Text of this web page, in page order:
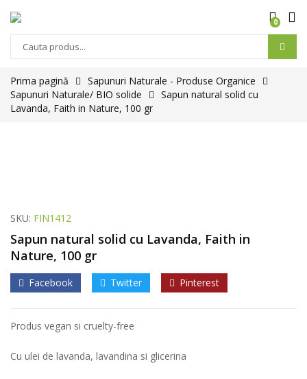
0
Prima pagină
Sapunuri Naturale - Produse Organice
Sapunuri Naturale/ BIO solide
Sapun natural solid cu
Lavanda, Faith in Nature, 100 gr
SKU: FIN1412
Sapun natural solid cu Lavanda, Faith in
Nature, 100 gr
Facebook Twitter Pinterest
Produs vegan si cruelty-free
Cu ulei de lavanda, lavandina si glicerina